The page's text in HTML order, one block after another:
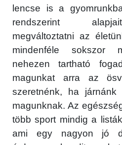
lencse is a
rendszerint
megváltoztatni az
mindenféle sokszor
nehezen tartható
magunkat arra az
szeretnénk, ha
magunknak. Az
több sport mindig a
ami egy nagyon jó